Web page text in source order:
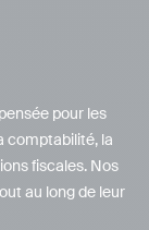
pour les
comptabilité, la
fiscales. Nos
au long de leur